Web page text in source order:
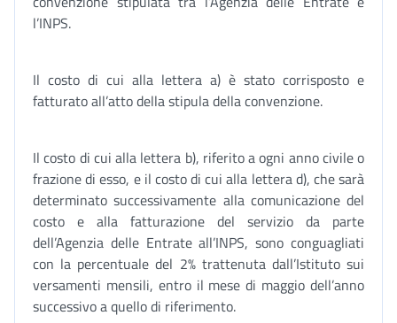
l’INPS.
Il costo di cui alla lettera a) è stato corrisposto e
fatturato all’atto della stipula della convenzione.
Il costo di cui alla lettera b), riferito a ogni anno civile o
frazione di esso, e il costo di cui alla lettera d), che sarà
determinato successivamente alla comunicazione del
costo e alla fatturazione del servizio da parte
dell’Agenzia delle Entrate all’INPS, sono conguagliati
con la percentuale del 2% trattenuta dall’Istituto sui
versamenti mensili, entro il mese di maggio dell’anno
successivo a quello di riferimento.